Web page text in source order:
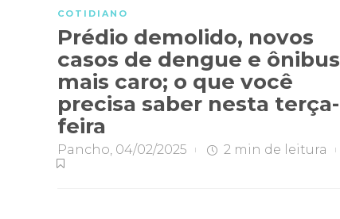
COTIDIANO
Prédio demolido, novos
casos de dengue e ônibus
mais caro; o que você
precisa saber nesta terça-
feira
Pancho, 04/02/2025 2 min de leitura